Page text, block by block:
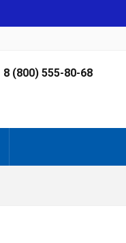
8 (800) 555-80-68